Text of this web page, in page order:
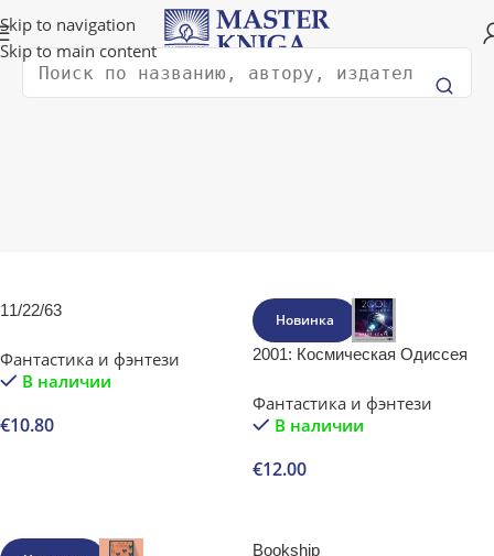
Skip to navigation
Skip to main content
Доставка в любую страну мира!
Поиск
11/22/63
Фантастика и фэнтези
В наличии
€10.80
Новинка
2001: Космическая Одиссея
Фантастика и фэнтези
В наличии
€12.00
Bookship